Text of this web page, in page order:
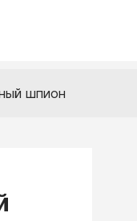
шпион